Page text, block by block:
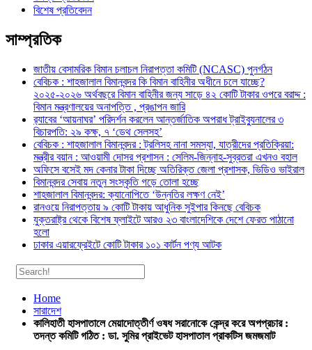
বিশেষ প্রতিবেদন
সাম্প্রতিক
জাতীয় বেসামরিক বিমান চলাচল নিরাপত্তা কমিটি (NCASC) পুনর্গঠন
বেবিচক : শাহজালাল বিমানবন্দর কি বিমান বাহিনীর অধীনে চলে যাচ্ছে?
২০২৫-২০২৬ অর্থবছরে বিমান বাহিনীর জন্য সাড়ে ৪২ কোটি টাকার ওপরে বরাদ্দ :
বিমান মন্ত্রণালয়ের অনাপত্তি , প্রঙাপন জারি
র‍্যাবের ‘আয়নাঘর’ পরিদর্শন করলেন আন্তর্জাতিক অপরাধ ট্রাইব্যুনালের ৩
বিচারপতি: ২৯ কক্ষ, ৭ ‘ডেথ সেলসহ’
বেবিচক : শাহজালাল বিমানবন্দর : ট্রলিসহ নানা সমস্যা, যাত্রীদের প্রতিক্রিয়া:
মন্ত্রীর বয়ান : আওয়ামী দোসর প্রশাসন : সেলিম-জিন্নাহ-সুব্রতরা এখনও বহাল
অফিসে বসেই মদ কেনার টাকা দিচ্ছে অতিরিক্ত জেলা প্রশাসক, ভিডিও ভাইরাল
বিমানবন্দর সেবায় নতুন সংস্কৃতি গড়ে তোলা হচ্ছে
শাহজালাল বিমানবন্দর: ক্যানোপিতে ‘উন্নতির লক্ষণ নেই’
রানওয়ে নিরাপত্তায় ৯ কোটি টাকায় আধুনিক সুইপার কিনছে বেবিচক
যুক্তরাষ্ট্র থেকে বিশেষ ফ্লাইটে আরও ২৩ বাংলাদেশিকে দেশে ফেরত পাঠানো
হলো
ঢাকার এয়ারফ্রেইটে কোটি টাকার ১০১ কার্টন পণ্য আটক
Home
সারাদেশ
কালিহাতী হাসপাতালে মেয়াদোত্তীর্ণ ওষধ সরানোকে কেন্দ্র করে অপপ্রচার :
তদন্ত কমিটি গঠিত : ডা. সুমির প্রাইভেট হাসপাতাল প্রাকটিস জমজমাট